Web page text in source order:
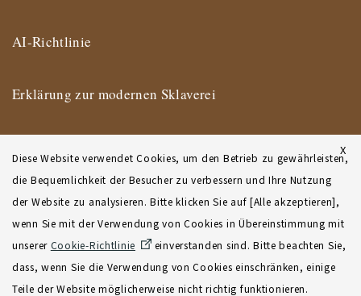
AI-Richtlinie
Erklärung zur modernen Sklaverei
Nutzungsbedingungen
Geschäftsbedingungen des New Yorker Büros
Sitemap
X
Diese Website verwendet Cookies, um den Betrieb zu gewährleisten,
die Bequemlichkeit der Besucher zu verbessern und Ihre Nutzung
der Website zu analysieren. Bitte klicken Sie auf [Alle akzeptieren],
wenn Sie mit der Verwendung von Cookies in Übereinstimmung mit
unserer Cookie-Richtlinie
einverstanden sind. Bitte beachten Sie,
dass, wenn Sie die Verwendung von Cookies einschränken, einige
Teile der Website möglicherweise nicht richtig funktionieren.